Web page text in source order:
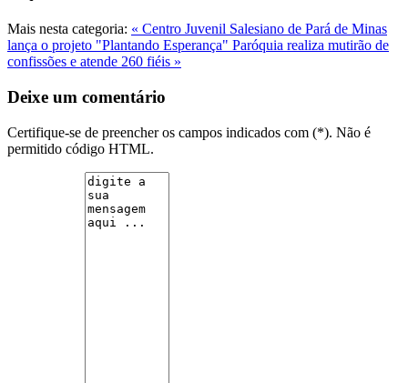
Mais nesta categoria: « Centro Juvenil Salesiano de Pará de Minas
lança o projeto "Plantando Esperança" Paróquia realiza mutirão de
confissões e atende 260 fiéis »
Deixe um comentário
Certifique-se de preencher os campos indicados com (*). Não é
permitido código HTML.